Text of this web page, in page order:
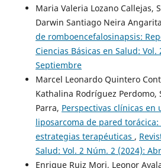
Maria Valeria Lozano Callejas,
Darwin Santiago Neira
de romboencefalosinapsis:
Ciencias Básicas en Salud: Vol.
Septiembre
Marcel Leonardo Quintero
Kathalina Rodríguez Perdomo,
Parra, Perspectivas clínicas en
liposarcoma de pared
estrategias terapéuticas ,
Salud: Vol. 2 Núm. 2 (2024):
Enrique Ruiz Mori, Leonor